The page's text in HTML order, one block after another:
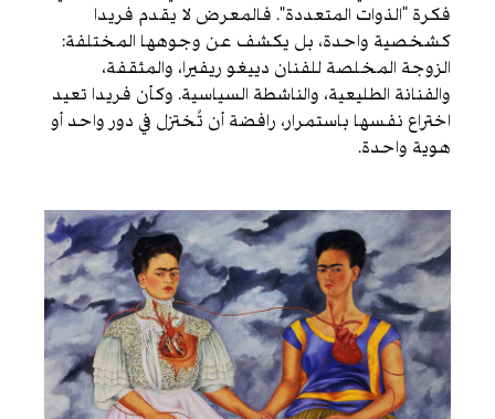
فكرة “الذوات المتعددة”. فالمعرض لا يقدم فريدا
كشخصية واحدة، بل يكشف عن وجوهها المختلفة:
الزوجة المخلصة للفنان دييغو ريفيرا، والمثقفة،
والفنانة الطليعية، والناشطة السياسية. وكأن فريدا تعيد
اختراع نفسها باستمرار، رافضة أن تُختزل في دور واحد أو
هوية واحدة.